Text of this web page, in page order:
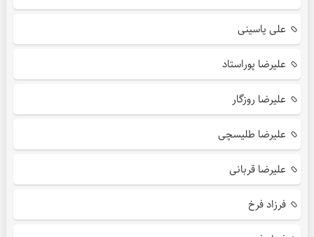
علی یاسینی
علیرضا پوراستاد
علیرضا روزگار
علیرضا طلیسچی
علیرضا قربانی
فرزاد فرخ